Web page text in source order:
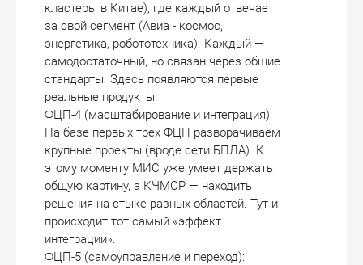
кластеры в Китае), где каждый отвечает
за свой сегмент (Авиа - космос,
энергетика, робототехника). Каждый —
самодостаточный, но связан через общие
стандарты. Здесь появляются первые
реальные продукты.
ФЦП-4 (масштабирование и интеграция):
На базе первых трёх ФЦП разворачиваем
крупные проекты (вроде сети БПЛА). К
этому моменту МИС уже умеет держать
общую картину, а КЧМСР — находить
решения на стыке разных областей. Тут и
происходит тот самый «эффект
интеграции».
ФЦП-5 (самоуправление и переход):